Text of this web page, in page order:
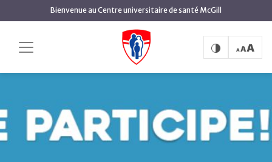
Aller
au
contenu
principal
Bienvenue au Centre universitaire de santé McGill